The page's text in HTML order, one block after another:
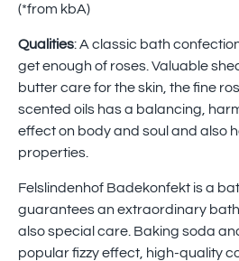
(*from kbA)
Qualities: A classic bath
get enough of roses. Valuable
butter care for the skin, the fine
scented oils has a balancing,
effect on body and soul and also
properties.
Felslindenhof Badekonfekt is a
guarantees an extraordinary
also special care. Baking soda
popular fizzy effect, high-quality